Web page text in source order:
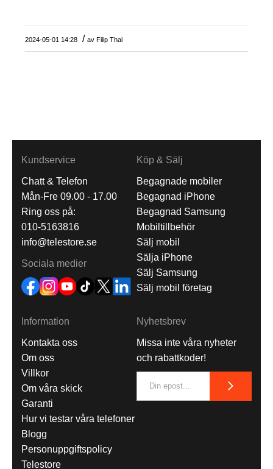
2024-05-01 14:28 / av Filip Thai
Kundservice
Chatt & Telefon
Mån-Fre 09.00 - 17.00
Ring oss på:
010-5163816
info@telestore.se
Sociala medier
Köp & Sälj
Begagnade mobiler
Begagnad iPhone
Begagnad Samsung
Mobiltillbehör
Sälj mobil
Sälja iPhone
Sälj Samsung
Sälj mobil företag
Information
Kontakta oss
Om oss
Villkor
Om våra skick
Garanti
Hur vi testar våra telefoner
Blogg
Personuppgiftspolicy
Telestore
Nyhetsbrev
Missa inte våra nyheter
och rabattkoder!